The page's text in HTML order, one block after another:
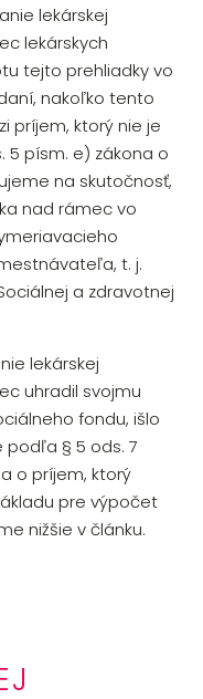
lekárskej
lekárskych
tejto prehliadky vo
nakoľko tento
príjem, ktorý nie je
písm. e) zákona o
na skutočnosť,
nad rámec vo
t. j.
a zdravotnej
lekárskej
uhradil svojmu
fondu, išlo
§ 5 ods. 7
o príjem, ktorý
pre výpočet
nižšie v článku.